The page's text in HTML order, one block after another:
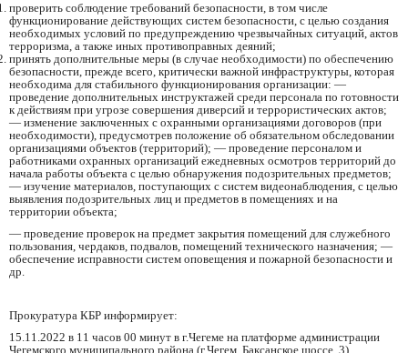
проверить соблюдение требований безопасности, в том числе
функционирование действующих систем безопасности, с целью создания
необходимых условий по предупреждению чрезвычайных ситуаций, актов
терроризма, а также иных противоправных деяний;
принять дополнительные меры (в случае необходимости) по обеспечению
безопасности, прежде всего, критически важной инфраструктуры, которая
необходима для стабильного функционирования организации: —
проведение дополнительных инструктажей среди персонала по готовности
к действиям при угрозе совершения диверсий и террористических актов;
— изменение заключенных с охранными организациями договоров (при
необходимости), предусмотрев положение об обязательном обследовании
организациями объектов (территорий); — проведение персоналом и
работниками охранных организаций ежедневных осмотров территорий до
начала работы объекта с целью обнаружения подозрительных предметов;
— изучение материалов, поступающих с систем видеонаблюдения, с целью
выявления подозрительных лиц и предметов в помещениях и на
территории объекта;
— проведение проверок на предмет закрытия помещений для служебного
пользования, чердаков, подвалов, помещений технического назначения; —
обеспечение исправности систем оповещения и пожарной безопасности и
др.
Прокуратура КБР информирует:
15.11.2022 в 11 часов 00 минут в г.Чегеме на платформе администрации
Чегемского муниципального района (г.Чегем, Баксанское шоссе, 3)